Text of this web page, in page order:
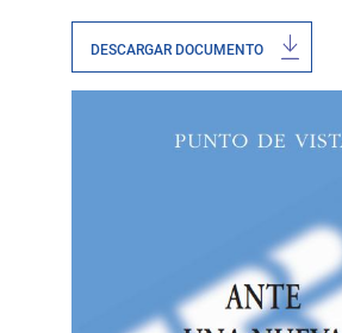
DESCARGAR DOCUMENTO